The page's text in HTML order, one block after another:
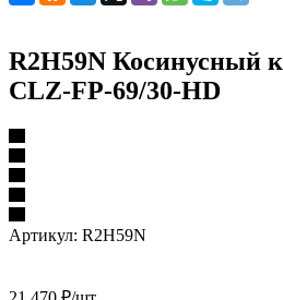
R2H59N Косинусный
CLZ-FP-69/30-HD
Артикул: R2H59N